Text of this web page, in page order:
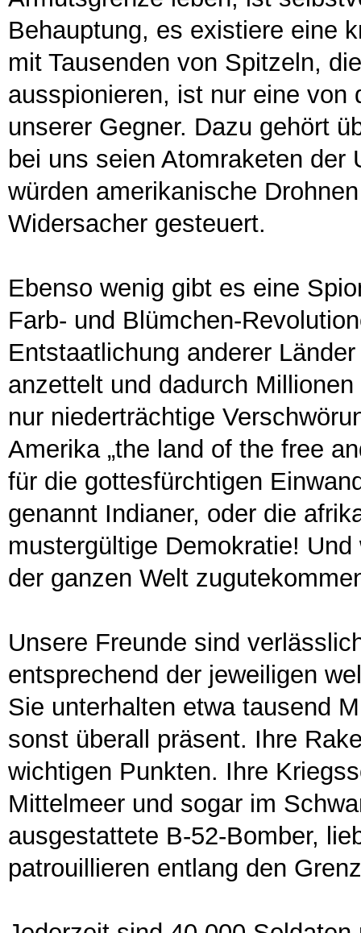
Behauptung, es existiere eine
mit Tausenden von Spitzeln,
ausspionieren, ist nur eine von
unserer Gegner. Dazu gehört
bei uns seien Atomraketen
würden amerikanische
Widersacher gesteuert.
Ebenso wenig gibt es eine
Farb- und Blümchen-
Entstaatlichung anderer
anzettelt und dadurch
nur niederträchtige
Amerika „the land of the free
für die gottesfürchtigen
genannt Indianer, oder die
mustergültige Demokratie!
der ganzen Welt
Unsere Freunde sind
entsprechend der jeweiligen
Sie unterhalten etwa tausend
sonst überall präsent. Ihre
wichtigen Punkten. Ihre
Mittelmeer und sogar im
ausgestattete B-52-Bomber,
patrouillieren entlang den